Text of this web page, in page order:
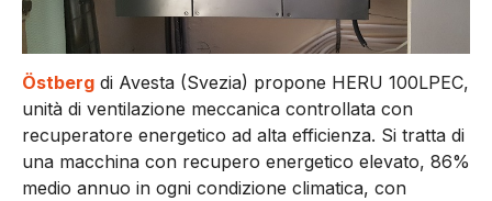
Östberg di Avesta (Svezia) propone HERU 100LPEC,
unità di ventilazione meccanica controllata con
recuperatore energetico ad alta efficienza. Si tratta di
una macchina con recupero energetico elevato, 86%
medio annuo in ogni condizione climatica, con